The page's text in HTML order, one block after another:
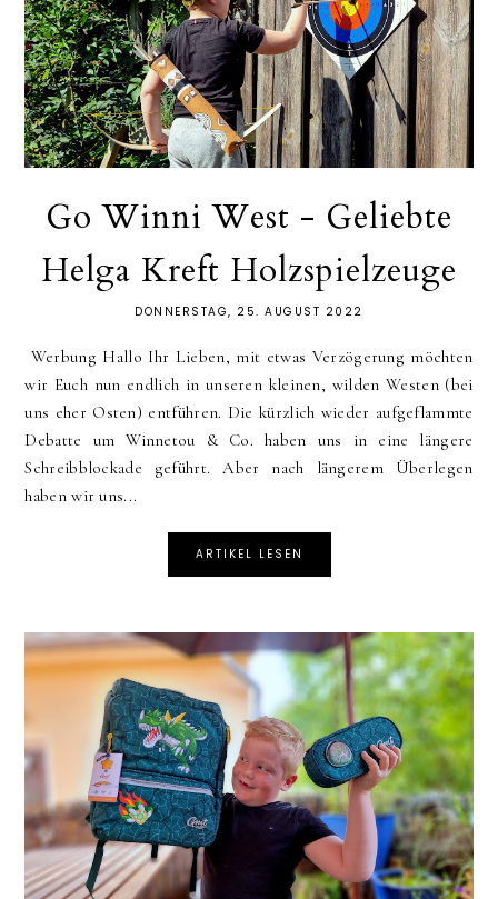
Go Winni West - Geliebte
Helga Kreft Holzspielzeuge
DONNERSTAG, 25. AUGUST 2022
Werbung Hallo Ihr Lieben, mit etwas Verzögerung möchten
wir Euch nun endlich in unseren kleinen, wilden Westen (bei
uns eher Osten) entführen. Die kürzlich wieder aufgeflammte
Debatte um Winnetou & Co. haben uns in eine längere
Schreibblockade geführt. Aber nach längerem Überlegen
haben wir uns...
ARTIKEL LESEN